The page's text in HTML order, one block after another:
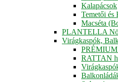
Kalapácsok
Temetői és
Macséta
PLANTELLA
Virágkaspók,
PRÉMIUM
RATTAN